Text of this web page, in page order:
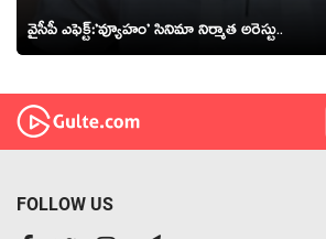
వైసీపీ ఎఫెక్ట్‌:’వ్యూహం’ సినిమా నిర్మాత అరెస్టు..
FOLLOW US